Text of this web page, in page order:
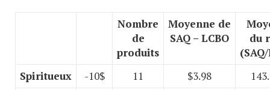
Nombre
de
produits
Moyenne de
SAQ – LCBO
du
Spiritueux
-10$ 11 $3.98